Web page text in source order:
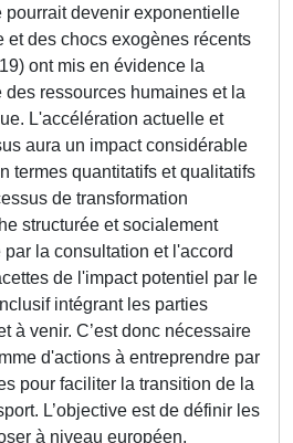
pourrait devenir exponentielle
et des chocs exogènes récents
ont mis en évidence la
ressources humaines et la
L'accélération actuelle et
aura un impact considérable
termes quantitatifs et qualitatifs
de transformation
structurée et socialement
la consultation et l'accord
de l'impact potentiel par le
intégrant les parties
à venir. C’est donc nécessaire
d'actions à entreprendre par
pour faciliter la transition de la
L’objective est de définir les
à niveau européen,